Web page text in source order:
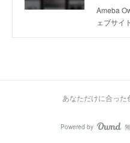
Ameba
ェブサイ
あなただけに合った
Powered by